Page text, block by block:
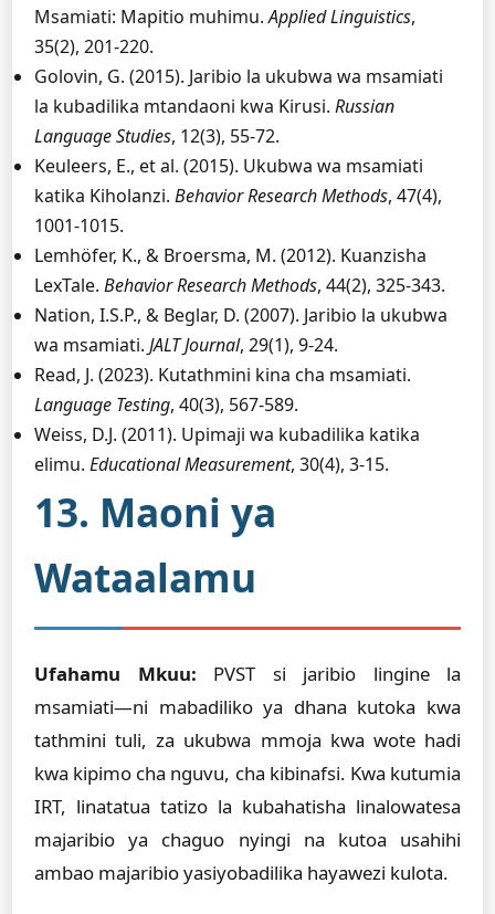
Msamiati: Mapitio muhimu.Applied Linguistics,
35(2), 201-220.
Golovin, G. (2015). Jaribio la ukubwa wa msamiati
la kubadilika mtandaoni kwa Kirusi. Russian
Language Studies, 12(3), 55-72.
Keuleers, E., et al. (2015). Ukubwa wa msamiati
katika Kiholanzi. Behavior Research Methods, 47(4),
1001-1015.
Lemhöfer, K., & Broersma, M. (2012). Kuanzisha
LexTale. Behavior Research Methods, 44(2), 325-343.
Nation, I.S.P., & Beglar, D. (2007). Jaribio la ukubwa
wa msamiati. JALT Journal, 29(1), 9-24.
Read, J. (2023). Kutathmini kina cha msamiati.
Language Testing, 40(3), 567-589.
Weiss, D.J. (2011). Upimaji wa kubadilika katika
elimu. Educational Measurement, 30(4), 3-15.
13. Maoni ya
Wataalamu
Ufahamu Mkuu: PVST si jaribio lingine la
msamiati—ni mabadiliko ya dhana kutoka kwa
tathmini tuli, za ukubwa mmoja kwa wote hadi
kwa kipimo cha nguvu, cha kibinafsi. Kwa kutumia
IRT, linatatua tatizo la kubahatisha linalowatesa
majaribio ya chaguo nyingi na kutoa usahihi
ambao majaribio yasiyobadilika hayawezi kulota.